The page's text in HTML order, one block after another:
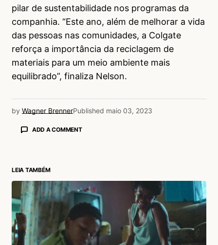
pilar de sustentabilidade nos programas da
companhia. “Este ano, além de melhorar a vida
das pessoas nas comunidades, a Colgate
reforça a importância da reciclagem de
materiais para um meio ambiente mais
equilibrado”, finaliza Nelson.
by Wagner BrennerPublished maio 03, 2023
ADD A COMMENT
LEIA TAMBÉM